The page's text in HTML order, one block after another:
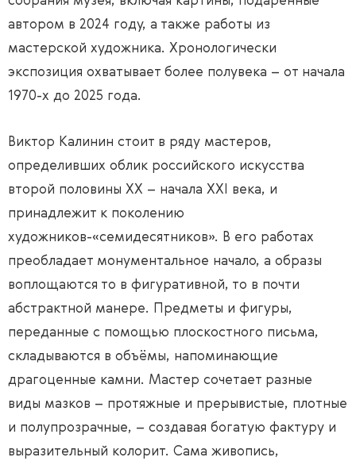
автором в 2024 году, а также работы из
мастерской художника. Хронологически
экспозиция охватывает более полувека – от начала
1970-х до 2025 года.
Виктор Калинин стоит в ряду мастеров,
определивших облик российского искусства
второй половины ХХ – начала ХХI века, и
принадлежит к поколению
художников-«семидесятников». В его работах
преобладает монументальное начало, а образы
воплощаются то в фигуративной, то в почти
абстрактной манере. Предметы и фигуры,
переданные с помощью плоскостного письма,
складываются в объёмы, напоминающие
драгоценные камни. Мастер сочетает разные
виды мазков – протяжные и прерывистые, плотные
и полупрозрачные, – создавая богатую фактуру и
выразительный колорит. Сама живопись,